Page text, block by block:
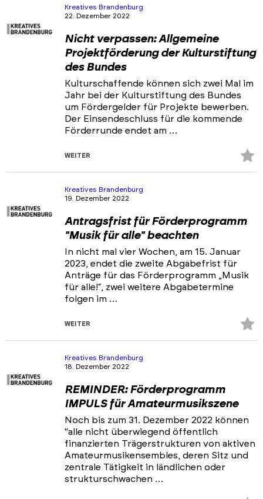
Kreatives Brandenburg
22. Dezember 2022
Nicht verpassen: Allgemeine
Projektförderung der Kulturstiftung
des Bundes
Kulturschaffende können sich zwei Mal im
Jahr bei der Kulturstiftung des Bundes
um Fördergelder für Projekte bewerben.
Der Einsendeschluss für die kommende
Förderrunde endet am …
WEITER
Kreatives Brandenburg
19. Dezember 2022
Antragsfrist für Förderprogramm
"Musik für alle" beachten
In nicht mal vier Wochen, am 15. Januar
2023, endet die zweite Abgabefrist für
Anträge für das Förderprogramm „Musik
für alle!“, zwei weitere Abgabetermine
folgen im …
WEITER
Kreatives Brandenburg
18. Dezember 2022
REMINDER: Förderprogramm
IMPULS für Amateurmusikszene
Noch bis zum 31. Dezember 2022 können
"alle nicht überwiegend öffentlich
finanzierten Trägerstrukturen von aktiven
Amateurmusikensembles, deren Sitz und
zentrale Tätigkeit in ländlichen oder
strukturschwachen …